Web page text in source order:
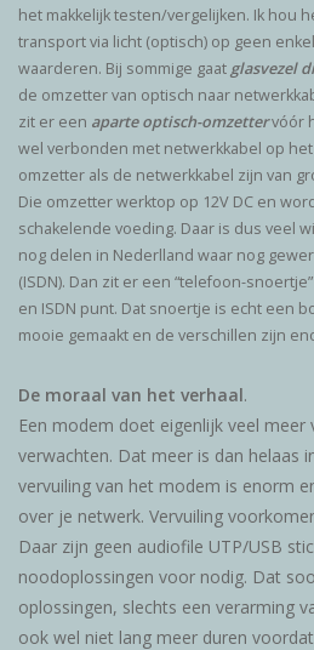
het makkelijk testen/vergelijken. Ik hou
transport via licht (optisch) op geen
waarderen. Bij sommige gaat glasvezel
de omzetter van optisch naar
zit er een aparte optisch-omzettervóór
wel verbonden met netwerkkabel op
omzetter als de netwerkkabel zijn van
Die omzetter werktop op 12V DC en
schakelende voeding. Daar is dus veel
nog delen in Nederlland waar nog
(ISDN). Dan zit er een “telefoon-
en ISDN punt. Dat snoertje is echt een
mooie gemaakt en de verschillen zijn
De moraal van het verhaal.
Een modem doet eigenlijk veel
verwachten. Dat meer is dan helaas
vervuiling van het modem is enorm
over je netwerk. Vervuiling
Daar zijn geen audiofile UTP/USB
noodoplossingen voor nodig. Dat
oplossingen, slechts een verarming
ook wel niet lang meer duren